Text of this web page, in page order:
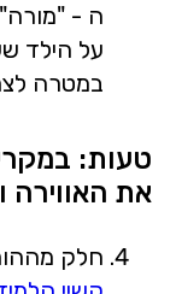
ה -
על הילד
במטרה
טעות:
את האווירה
חלק